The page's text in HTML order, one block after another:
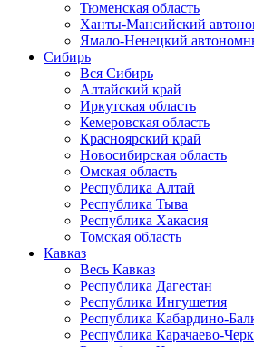
Тюменская область
Ханты-Мансийский
Ямало-Ненецкий
Сибирь
Вся Сибирь
Алтайский край
Иркутская область
Кемеровская область
Красноярский край
Новосибирская область
Омская область
Республика Алтай
Республика Тыва
Республика Хакасия
Томская область
Кавказ
Весь Кавказ
Республика Дагестан
Республика Ингушетия
Республика Кабардино-
Республика Карачаево-